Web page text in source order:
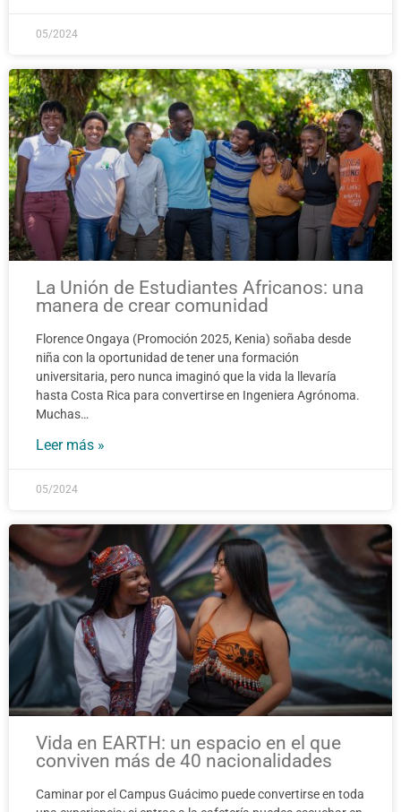
05/2024
La Unión de Estudiantes Africanos: una
manera de crear comunidad
Florence Ongaya (Promoción 2025, Kenia) soñaba desde
niña con la oportunidad de tener una formación
universitaria, pero nunca imaginó que la vida la llevaría
hasta Costa Rica para convertirse en Ingeniera Agrónoma.
Muchas…
Leer más »
05/2024
Vida en EARTH: un espacio en el que
conviven más de 40 nacionalidades
Caminar por el Campus Guácimo puede convertirse en toda